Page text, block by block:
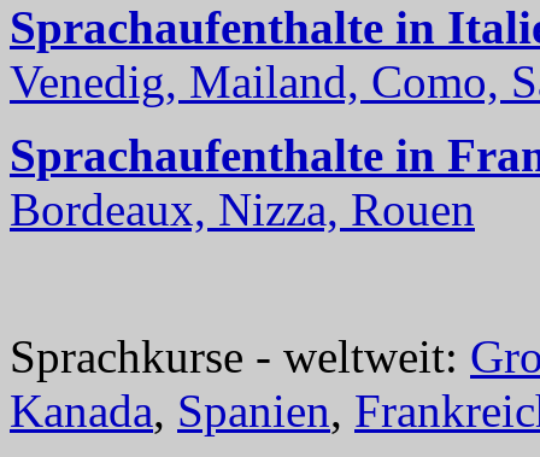
Sprachaufenthalte in
Venedig, Mailand, Como,
Sprachaufenthalte in
Bordeaux, Nizza, Rouen
Sprachkurse - weltweit:
Kanada, Spanien,